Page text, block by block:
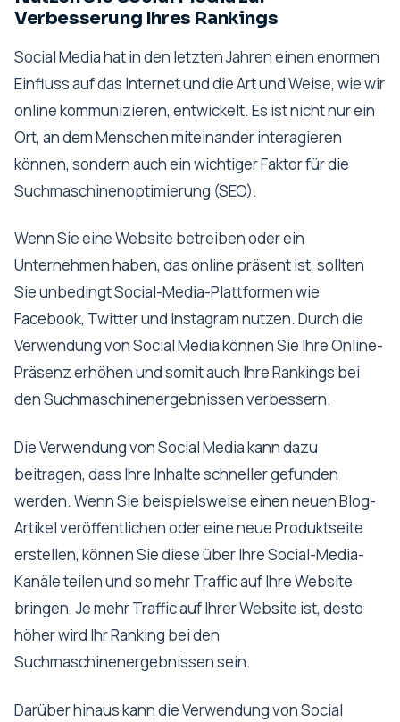
Verbesserung Ihres Rankings
Social Media hat in den letzten Jahren einen enormen
Einfluss auf das Internet und die Art und Weise, wie wir
online kommunizieren, entwickelt. Es ist nicht nur ein
Ort, an dem Menschen miteinander interagieren
können, sondern auch ein wichtiger Faktor für die
Suchmaschinenoptimierung (SEO).
Wenn Sie eine Website betreiben oder ein
Unternehmen haben, das online präsent ist, sollten
Sie unbedingt Social-Media-Plattformen wie
Facebook, Twitter und Instagram nutzen. Durch die
Verwendung von Social Media können Sie Ihre Online-
Präsenz erhöhen und somit auch Ihre Rankings bei
den Suchmaschinenergebnissen verbessern.
Die Verwendung von Social Media kann dazu
beitragen, dass Ihre Inhalte schneller gefunden
werden. Wenn Sie beispielsweise einen neuen Blog-
Artikel veröffentlichen oder eine neue Produktseite
erstellen, können Sie diese über Ihre Social-Media-
Kanäle teilen und so mehr Traffic auf Ihre Website
bringen. Je mehr Traffic auf Ihrer Website ist, desto
höher wird Ihr Ranking bei den
Suchmaschinenergebnissen sein.
Darüber hinaus kann die Verwendung von Social